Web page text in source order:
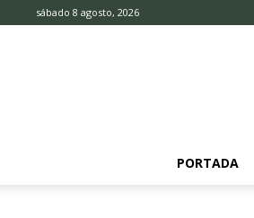
sábado 8 agosto, 2026
PORTADA